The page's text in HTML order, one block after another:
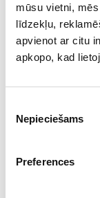
mūsu vietni,
līdzekļu,
apvienot ar citu
apkopo, kad
izvēle
Nepieciešams
Preferences
Lossi
Ruumide rent.
korraldamiseks
Tel +371